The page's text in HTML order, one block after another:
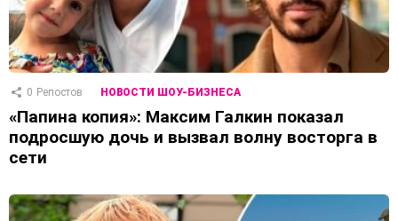
0 Репостов НОВОСТИ ШОУ-БИЗНЕСА
«Папина копия»: Максим Галкин показал
подросшую дочь и вызвал волну восторга в
сети